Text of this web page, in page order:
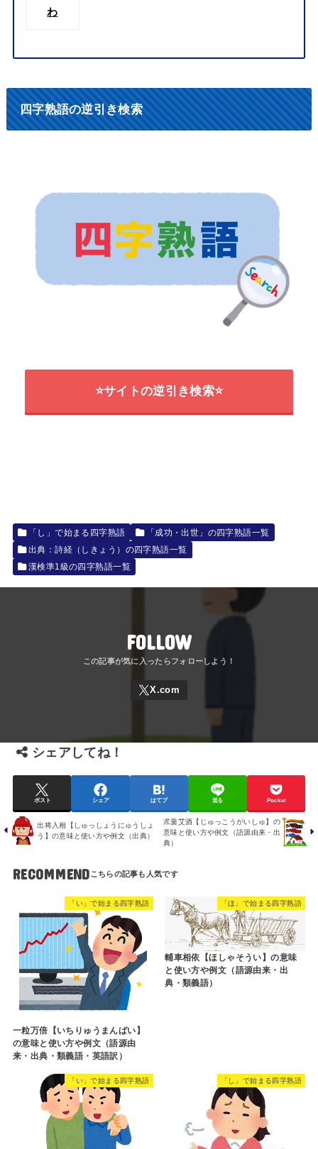
わ
四字熟語の逆引き検索
⭐サイトの逆引き検索⭐
「し」で始まる四字熟語
「成功・出世」の四字熟語一覧
出典：詩経（しきょう）の四字熟語一覧
漢検準1級の四字熟語一覧
FOLLOW
シェアしてね！
ポスト シェア はてブ 送る Pocket
出将入相【しゅっしょうにゅうしょ
う】の意味と使い方や例文（出典）
朮羹艾酒【じゅっこうがいしゅ】の
意味と使い方や例文（語源由来・出
典）
RECOMMEND
「い」で始まる四字熟語
一粒万倍【いちりゅうまんばい】
の意味と使い方や例文（語源由
来・出典・類義語・英語訳）
「ほ」で始まる四字熟語
輔車相依【ほしゃそうい】の意味
と使い方や例文（語源由来・出
典・類義語）
「い」で始まる四字熟語 「し」で始まる四字熟語